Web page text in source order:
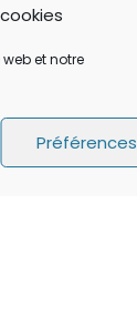
et notre
Préférences
plus
iPhone en